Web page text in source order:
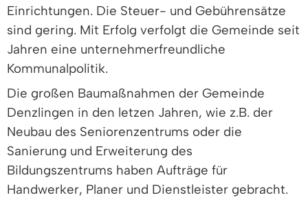
Einrichtungen. Die Steuer- und Gebührensätze
sind gering. Mit Erfolg verfolgt die Gemeinde seit
Jahren eine unternehmerfreundliche
Kommunalpolitik.
Die großen Baumaßnahmen der Gemeinde
Denzlingen in den letzen Jahren, wie z.B. der
Neubau des Seniorenzentrums oder die
Sanierung und Erweiterung des
Bildungszentrums haben Aufträge für
Handwerker, Planer und Dienstleister gebracht.